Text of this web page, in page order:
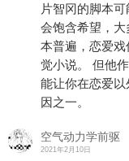
片智冈的脚本
会饱含希望，
本普遍，恋爱
觉小说。 但他
能让你在恋爱
因之一。
空气动力学前驱
2021年2月10日